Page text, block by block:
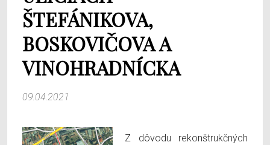
ŠTEFÁNIKOVA,
BOSKOVIČOVA A
VINOHRADNÍCKA
09.04.2021
Z dôvodu rekonštrukčných